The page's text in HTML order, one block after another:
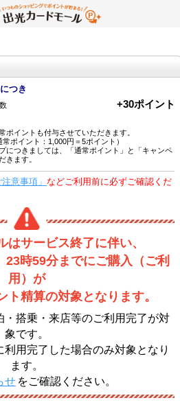
つき
+30ポイント
ポイントも付与させていただきます。
イント：1,000円＝5ポイント）
につきましては、「通常ポイント」と「キャンペ
きます。
意事項」 などご利用前に必ずご確認くだ
はサービス終了に伴い、
時59分までにご購入（ご利
用）が
ト精算の対象となります。
搭乗・来店等のご利用完了が対
象です。
用完了した場合のみ対象となり
ます。
せ をご確認ください。